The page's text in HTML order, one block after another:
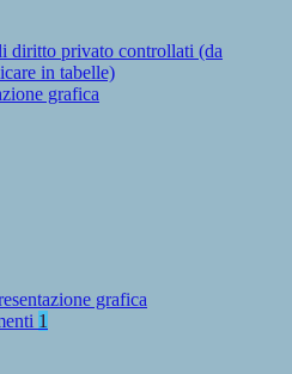
diritto privato controllati (da
in tabelle)
grafica
grafica
1